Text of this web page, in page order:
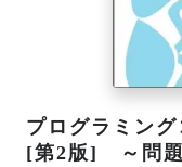
プログラミン
[第2版] ～問題